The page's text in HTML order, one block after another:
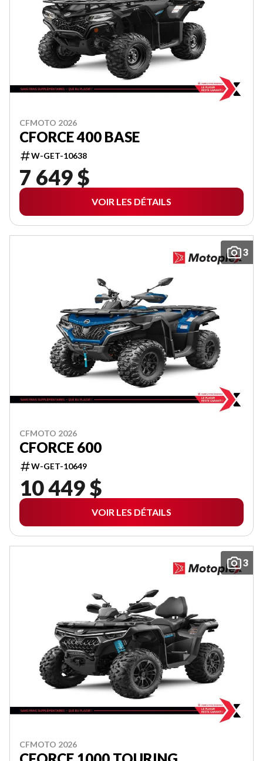
CFMOTO 2026
CFORCE 400 BASE
W-GET-10638
7 649 $
VOIR LES DÉTAILS
3
CFMOTO 2026
CFORCE 600
W-GET-10649
10 449 $
VOIR LES DÉTAILS
3
CFMOTO 2026